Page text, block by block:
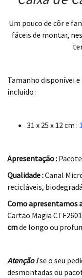
Um pouco de côr e
fáceis de montar,
Tamanho disponívei
incluido :
31 x 25 x 12 cm :
Apresentação :
Qualidade :Canal
recicláveis,
Como apresentamos
Cartão Magia
cmde longo ou
Atenção !se o seu
desmontadas ou